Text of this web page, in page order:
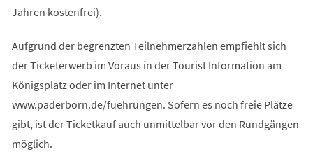
Jahren kostenfrei).
Aufgrund der begrenzten Teilnehmerzahlen empfiehlt sich
der Ticketerwerb im Voraus in der Tourist Information am
Königsplatz oder im Internet unter
www.paderborn.de/fuehrungen. Sofern es noch freie Plätze
gibt, ist der Ticketkauf auch unmittelbar vor den Rundgängen
möglich.